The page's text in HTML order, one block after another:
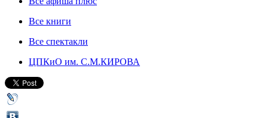
Все книги
Все спектакли
ЦПКиО им. С.М.КИРОВА